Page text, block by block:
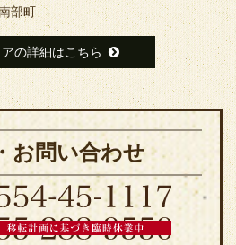
部町
の詳細はこちら
お問い合わせ